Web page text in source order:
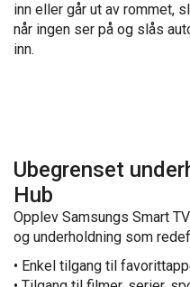
inn eller går ut av rommet,
når ingen ser på og slås
inn.
Ubegrenset
Hub
Opplev Samsungs Smart
og underholdning som
• Enkel tilgang til